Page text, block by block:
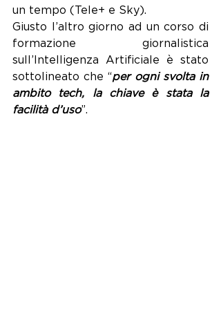
un tempo (Tele+ e Sky).
Giusto l’altro giorno ad un corso di
formazione giornalistica
sull’Intelligenza Artificiale è stato
sottolineato che “per ogni svolta in
ambito tech, la chiave è stata la
facilità d’uso”.